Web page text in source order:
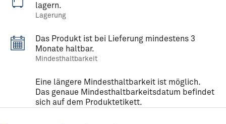
lagern.
Lagerung
Das Produkt ist bei Lieferung mindestens 3
Monate haltbar.
Mindesthaltbarkeit
Eine längere Mindesthaltbarkeit ist möglich.
Das genaue Mindesthaltbarkeitsdatum befindet
sich auf dem Produktetikett.